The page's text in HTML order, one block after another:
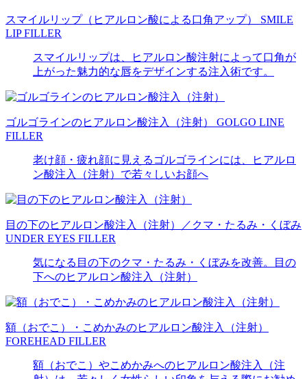
スマイルリップ（ヒアルロン酸による口角アップ） SMILE
LIP FILLER
スマイルリップは、ヒアルロン酸注射によって口角が
上がった魅力的な唇をデザインする注入術です。
ゴルゴラインのヒアルロン酸注入（注射） GOLGO LINE
FILLER
老け顔・疲れ顔に見えるゴルゴラインには、ヒアルロ
ン酸注入（注射）で若々しいお顔へ
目の下のヒアルロン酸注入（注射）／クマ・たるみ・くぼみ
UNDER EYES FILLER
気になる目の下のクマ・たるみ・くぼみを改善。目の
下へのヒアルロン酸注入（注射）
額（おでこ）・こめかみのヒアルロン酸注入（注射）
FOREHEAD FILLER
額（おでこ）やこめかみへのヒアルロン酸注入（注